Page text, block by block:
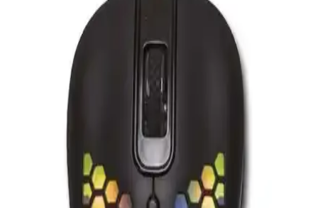
Logitech G502 X ve Razer Basilisk V3 arasındaki farkları ve
özellikleri detaylı şekilde karşılaştırıyoruz. Performans, ergonomi ve
özelleştirme açısından hangisi daha avantajlı?
Logitech G Pro X Superlight 2 ve SteelSeries Aerox
3 Wireless Karşılaştırması
Logitech G Pro X Superlight 2 ve SteelSeries Aerox 3 Wireless,
hafifliği ve performansıyla öne çıkan kablosuz oyuncu mouse'larıdır.
Bu karşılaştırma, her iki ürünün özelliklerini ve kullanıcı yorumlarını
Glorious Model O Kablosuz ve Razer Viper V3
Hyperspeed Karşılaştırması